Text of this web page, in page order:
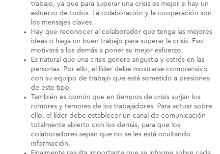
trabajo, ya que para superar una crisis es mejor si hay un
esfuerzo de todos. La colaboración y la cooperación son
los mensajes claves.
Hay que reconocer al colaborador que tenga las mejores
ideas o haga un buen trabajo para superar la crisis. Eso
motivará a los demás a poner su mejor esfuerzo.
Es natural que una crisis genere angustia y estrés en las
personas. Por ello, el líder debe mostrarse comprensivo
con su equipo de trabajo que está sometido a presiones
de este tipo.
También es común que en tiempos de crisis surjan los
rumores y temores de los trabajadores. Para actuar sobre
ello, el líder debe establecer un canal de comunicación
totalmente abierto con los demás, para que los
colaboradores sepan que no se les está ocultando
información.